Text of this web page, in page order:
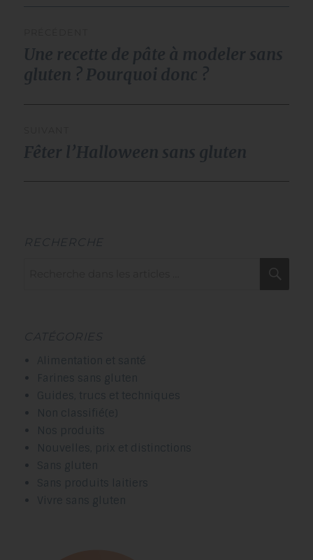
de
l’article
Publication
précédente :
Une recette de pâte à modeler sans
gluten ? Pourquoi donc ?
Publication
Fêter l’Halloween sans gluten
RECHERCHE
CATÉGORIES